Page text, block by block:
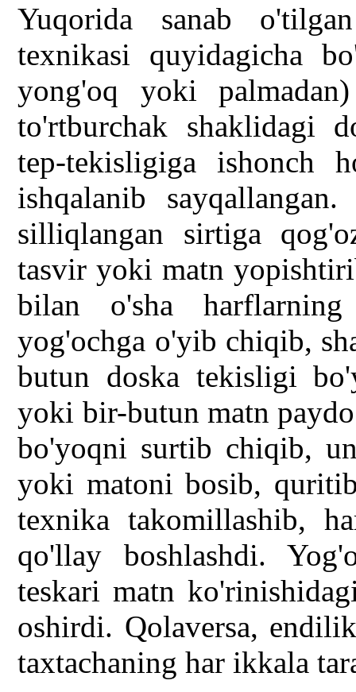
Yuqorida sanab
texnikasi quyidagicha
yong'oq yoki
to'rtburchak shaklidagi
tep-tekisligiga ishonch
ishqalanib
silliqlangan sirtiga
tasvir yoki matn
bilan o'sha
yog'ochga o'yib chiqib,
butun doska tekisligi
yoki bir-butun matn
bo'yoqni surtib chiqib,
yoki matoni bosib,
texnika takomillashib,
qo'llay boshlashdi.
teskari matn
oshirdi. Qolaversa,
taxtachaning har ikkala